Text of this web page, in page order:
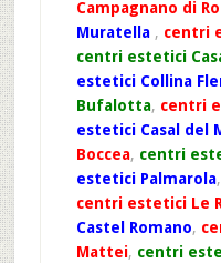
Campagnano di
Muratella , centri
centri estetici
estetici Collina
Bufalotta, centri
estetici Casal del
Boccea, centri
estetici Palmarola,
centri estetici Le
Castel Romano,
Mattei, centri